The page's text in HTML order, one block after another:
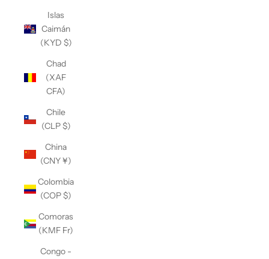
Islas
Caimán
(KYD $)
Chad
(XAF
CFA)
Chile
(CLP $)
China
(CNY ¥)
Colombia
(COP $)
Comoras
(KMF Fr)
Congo -